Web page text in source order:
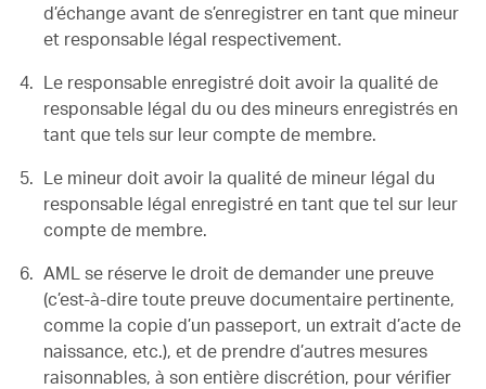
d’échange avant de s’enregistrer en tant que mineur
et responsable légal respectivement.
Le responsable enregistré doit avoir la qualité de
responsable légal du ou des mineurs enregistrés en
tant que tels sur leur compte de membre.
Le mineur doit avoir la qualité de mineur légal du
responsable légal enregistré en tant que tel sur leur
compte de membre.
AML se réserve le droit de demander une preuve
(c’est-à-dire toute preuve documentaire pertinente,
comme la copie d’un passeport, un extrait d’acte de
naissance, etc.), et de prendre d’autres mesures
raisonnables, à son entière discrétion, pour vérifier